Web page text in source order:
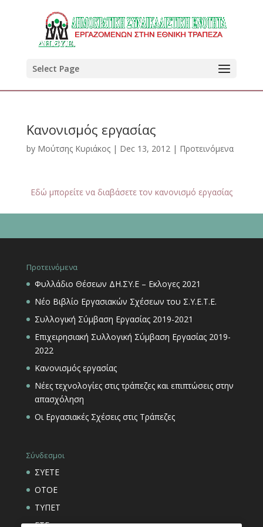
Select Page
Κανονισμός εργασίας
by Μούτσης Κυριάκος| Dec 13, 2012| Προτεινόμενα
Εδώ μπορείτε να διαβάσετε τον κανονισμό εργασίας
Προτεινόμενα
Φυλλάδιο Θέσεων ΔΗ.ΣΥ.Ε – Εκλογες 2021
Νέο Βιβλίο Εργασιακών Σχέσεων του Σ.Υ.Ε.Τ.Ε.
Συλλογική Σύμβαση Εργασίας 2019-2021
Επιχειρησιακή Συλλογική Σύμβαση Εργασίας 2019-
2022
Κανονισμός εργασίας
Νέες τεχνολογίες στις τράπεζες και επιπτώσεις στην
απασχόληση
Οι Εργασιακές Σχέσεις στις Τράπεζες
Σύνδεσμοι
ΣΥΕΤΕ
ΟΤΟΕ
ΤΥΠΕΤ